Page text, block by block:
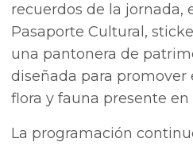
recuerdos de la jornada,
Pasaporte Cultural,
una pantonera de
diseñada para
flora y fauna presente en
La programación